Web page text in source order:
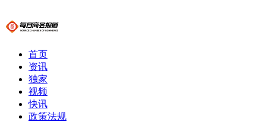
首页
资讯
独家
视频
快讯
政策法规